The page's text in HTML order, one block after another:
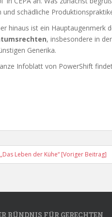
und schädliche
hinaus ist ein Hauptaugenmerk
, insbesondere in
Generika.
Infoblatt von PowerShift
Leben der Kühe“ [Voriger Beitrag]
BÜNDNIS FÜR GERECHTEN